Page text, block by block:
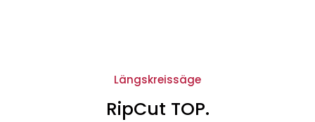
Längskreissäge
RipCut TOP.